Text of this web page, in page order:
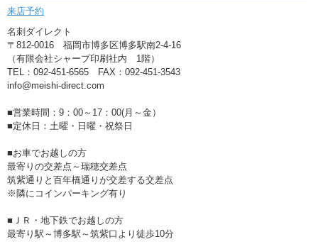
来店予約
名刺ダイレクト
〒812-0016 福岡市博多区博多駅南2-4-16
（有限会社シャープ印刷社内 1階）
TEL：092-451-6565 FAX：092-451-3543
info@meishi-direct.com
■営業時間：9：00～17：00(月～金）
■定休日：土曜・日曜・祝祭日
■お車でお越しの方
最寄りの交差点～瑞穂交差点
筑紫通りと百年橋通りが交差する交差点
※隣にコインパーキング有り
■ＪＲ・地下鉄でお越しの方
最寄り駅～博多駅～筑紫口より徒歩10分